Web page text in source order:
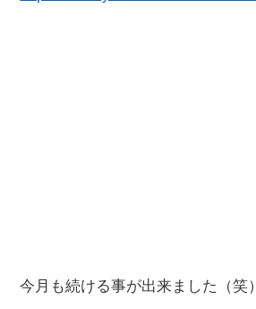
今月も続ける事が出来ました（笑）